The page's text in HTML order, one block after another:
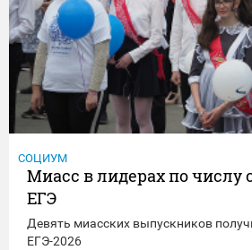
СОЦИУМ
Миасс в лидерах по числу
ЕГЭ
Девять миасских выпускников
ЕГЭ-2026